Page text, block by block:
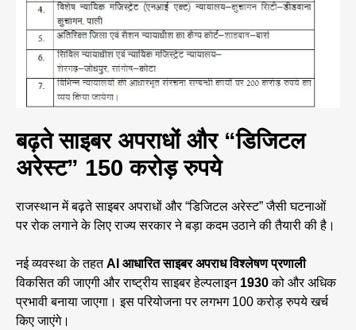
बढ़ते साइबर अपराधों और “डिजिटल
अरेस्ट” 150 करोड़ रुपये
राजस्थान में बढ़ते साइबर अपराधों और “डिजिटल अरेस्ट” जैसी घटनाओं
पर रोक लगाने के लिए राज्य सरकार ने बड़ा कदम उठाने की तैयारी की है।
नई व्यवस्था के तहतAI आधारित साइबर अपराध विश्लेषण प्रणाली
विकसित की जाएगी और राष्ट्रीय साइबर हेल्पलाइन 1930को और अधिक
प्रभावी बनाया जाएगा। इस परियोजना पर लगभग 100 करोड़ रुपये खर्च
किए जाएंगे।